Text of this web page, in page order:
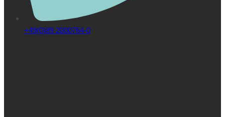
+49(0)89 2000764-0